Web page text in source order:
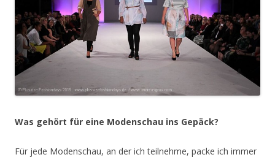
Was gehört für eine Modenschau ins Gepäck?
Für jede Modenschau, an der ich teilnehme, packe ich immer